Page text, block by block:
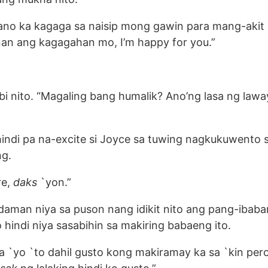
ka kagaga sa naisip mong gawin para mang-akit
ang kagagahan mo, I’m happy for you.”
nito. “Magaling bang humalik? Ano’ng lasa ng
pa na-excite si Joyce sa tuwing nagkukuwento
daks `yon.”
niya sa puson nang idikit nito ang pang-
niya sasabihin sa makiring babaeng ito.
`yo `to dahil gusto kong makiramay ka sa `kin